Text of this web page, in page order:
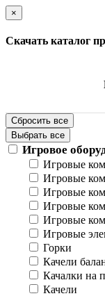
×
Скачать каталог
Сбросить все
Выбрать все
Игровое
Игровые
Игровые
Игровые
Игровые
Игровые
Игровые
Горки
Качели
Качалки на
Качели